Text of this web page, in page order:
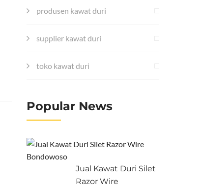
produsen kawat duri
supplier kawat duri
toko kawat duri
Popular News
Jual Kawat Duri Silet
Razor Wire